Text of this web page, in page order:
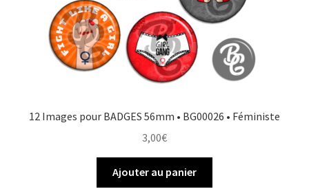
12 Images pour BADGES 56mm • BG00026 • Féministe
3,00€
Ajouter au panier